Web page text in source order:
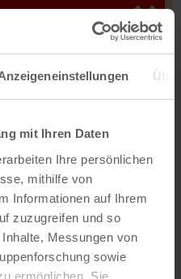
mit Ihren Daten
Ihre persönlichen
mithilfe von
Informationen auf Ihrem
zuzugreifen und so
Messungen von
sowie
ermöglichen. Sie
Fehler/Problem melden
Stadtplanwerk
Karte mit vielen
Daten des
© OpenStreetMap